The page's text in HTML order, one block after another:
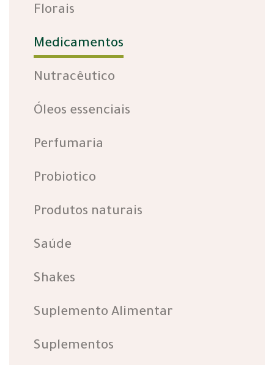
Florais
Medicamentos
Nutracêutico
Óleos essenciais
Perfumaria
Probiotico
Produtos naturais
Saúde
Shakes
Suplemento Alimentar
Suplementos